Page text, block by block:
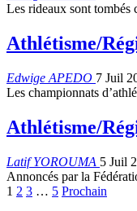
Les rideaux sont
Athlétisme/
Edwige APEDO 7 Juil
Les championnats
Athlétisme/
Latif YOROUMA 5 Juil
Annoncés par la
1 2 3 … 5 Prochain